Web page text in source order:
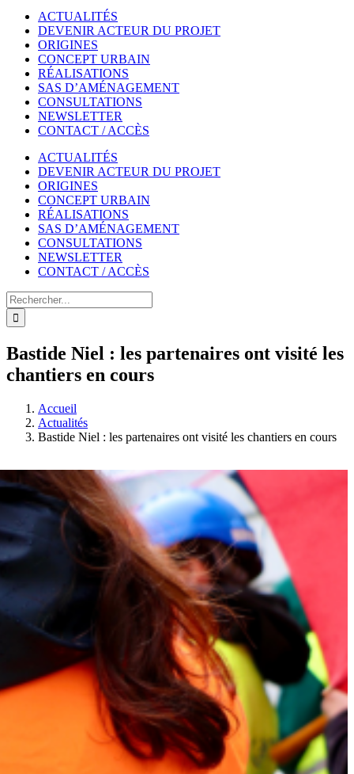
ACTUALITÉS
DEVENIR ACTEUR DU PROJET
ORIGINES
CONCEPT URBAIN
RÉALISATIONS
SAS D’AMÉNAGEMENT
CONSULTATIONS
NEWSLETTER
CONTACT / ACCÈS
ACTUALITÉS
DEVENIR ACTEUR DU PROJET
ORIGINES
CONCEPT URBAIN
RÉALISATIONS
SAS D’AMÉNAGEMENT
CONSULTATIONS
NEWSLETTER
CONTACT / ACCÈS
Rechercher
Bastide Niel : les partenaires ont visité les
chantiers en cours
Accueil
Actualités
Bastide Niel : les partenaires ont visité les chantiers en cours